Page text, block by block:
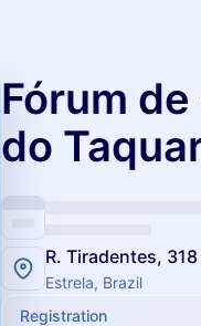
Fórum
do
R. Tiradentes, 318
Estrela, Brazil
Registration